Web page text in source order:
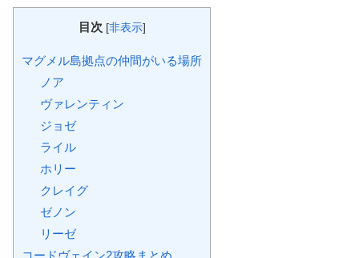
目次 [非表示]
マグメル島拠点の仲間がいる場所
ノア
ヴァレンティン
ジョゼ
ライル
ホリー
クレイグ
ゼノン
リーゼ
コードヴェイン2攻略まとめ